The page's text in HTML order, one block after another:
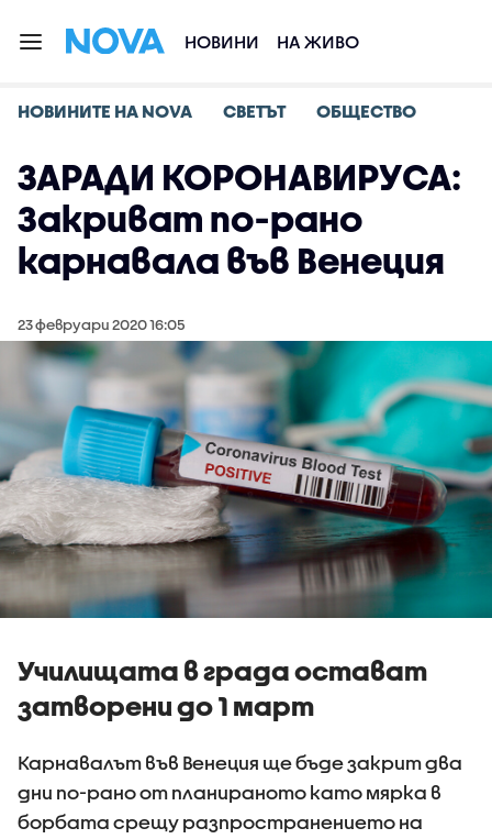
НОВИНИ НА ЖИВО
НОВИНИТЕ НА NOVA СВЕТЪТ ОБЩЕСТВО
ЗАРАДИ КОРОНАВИРУСА:
Закриват по-рано
карнавала във Венеция
23 февруари 2020 16:05
Училищата в града остават
затворени до 1 март
Карнавалът във Венеция ще бъде закрит два
дни по-рано от планираното като мярка в
борбата срещу разпространението на